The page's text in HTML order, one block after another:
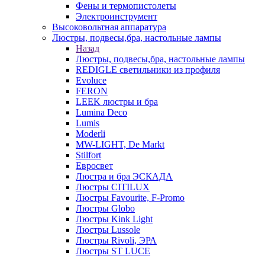
Фены и термопистолеты
Электроинструмент
Высоковольтная аппаратура
Люстры, подвесы,бра, настольные лампы
Назад
Люстры, подвесы,бра, настольные лампы
REDIGLE светильники из профиля
Evoluce
FERON
LEEK люстры и бра
Lumina Deco
Lumis
Moderli
MW-LIGHT, De Markt
Stilfort
Евросвет
Люстра и бра ЭСКАДА
Люстры CITILUX
Люстры Favourite, F-Promo
Люстры Globo
Люстры Kink Light
Люстры Lussole
Люстры Rivoli, ЭРА
Люстры ST LUCE